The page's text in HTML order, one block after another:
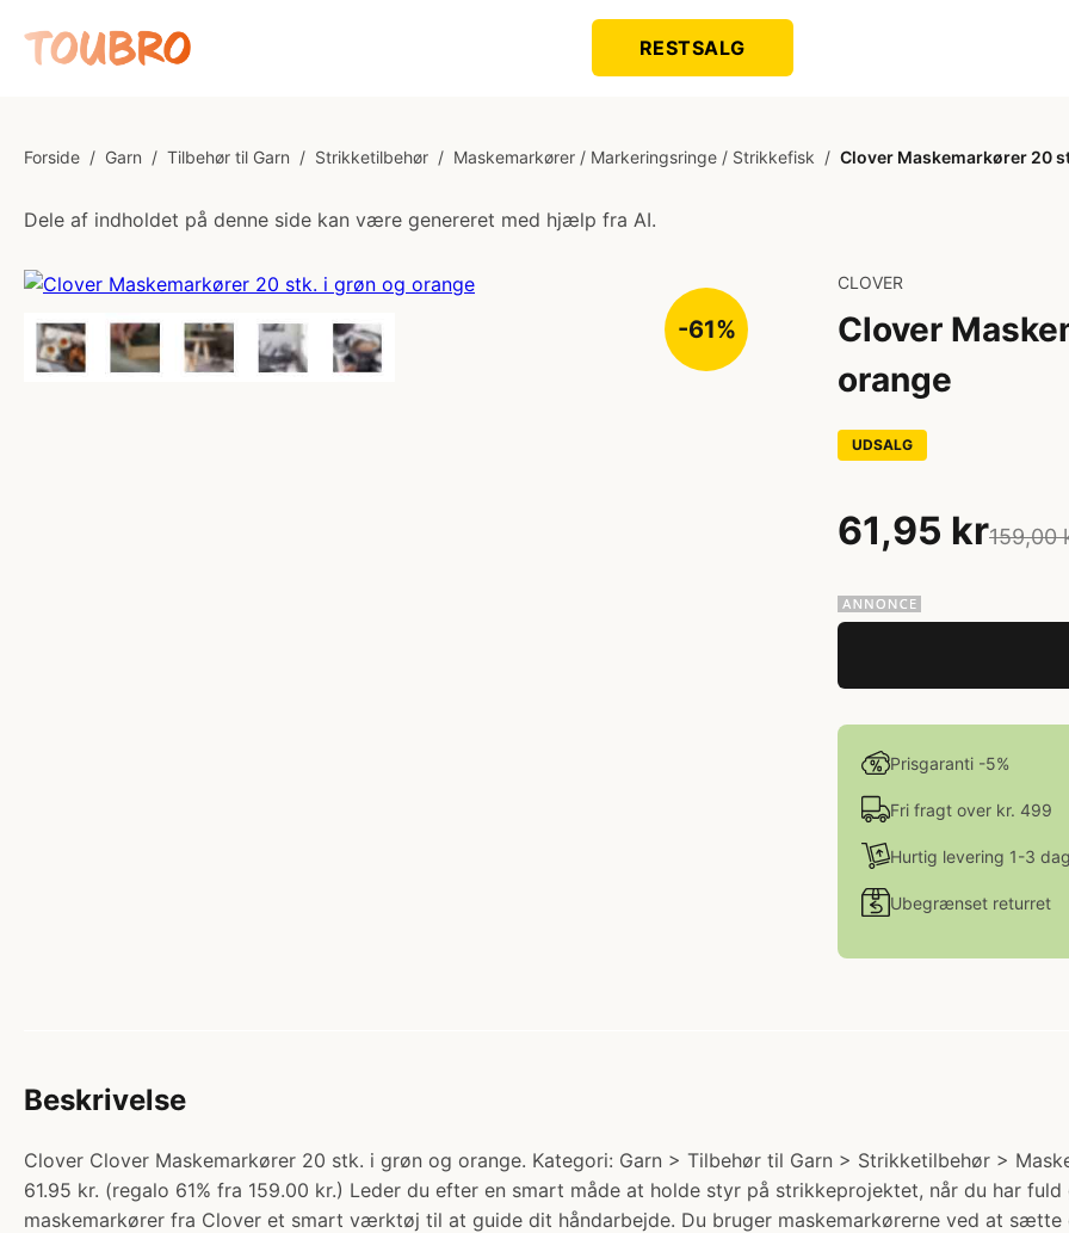
RESTSALG
Forside / Garn / Tilbehør til Garn / Strikketilbehør / Maskemarkører / Markeringsringe / Strikkefisk / Clover Maskemarkører 20
Dele af indholdet på denne side kan være genereret med hjælp fra AI.
-61%
CLOVER
Clover
orange
UDSALG
61,95 kr159,00
Prisgaranti -5%
Fri fragt over kr. 499
Hurtig levering 1-3
Ubegrænset returret
Beskrivelse
Clover Clover Maskemarkører 20 stk. i grøn og orange. Kategori: Garn > Tilbehør til Garn > Strikketilbehør >
61.95 kr. (regalo 61% fra 159.00 kr.) Leder du efter en smart måde at holde styr på strikkeprojektet, når du har
maskemarkører fra Clover et smart værktøj til at guide dit håndarbejde. Du bruger maskemarkørerne ved at sætte